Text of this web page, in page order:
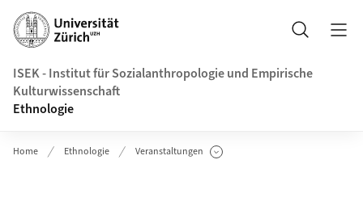
Header
Suche
ISEK - Institut für Sozialanthropologie und Empirische
Kulturwissenschaft
Ethnologie
Home Ethnologie Veranstaltungen
Unterseiten anzeigen